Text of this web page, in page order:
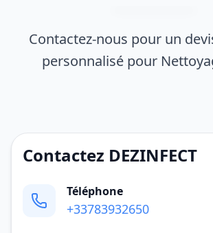
Contactez-nous pour un
personnalisé pour
Contactez DEZINFECT
Téléphone
+33783932650